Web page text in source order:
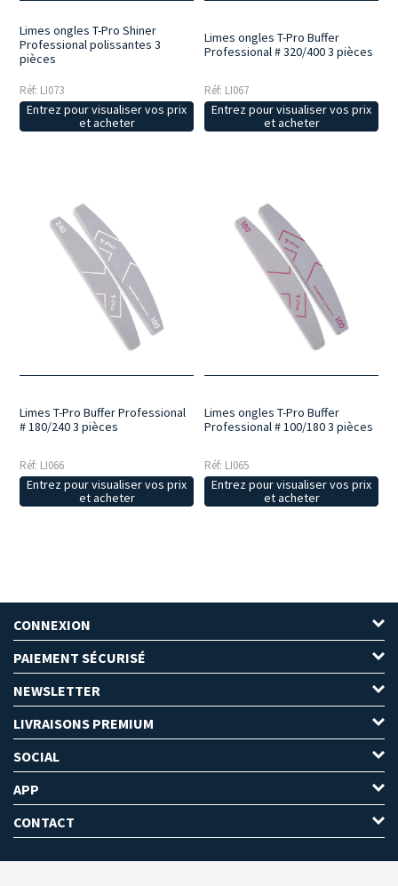
Limes ongles T-Pro Shiner
Professional polissantes 3
pièces
Réf: LI073
Entrez pour visualiser vos prix
et acheter
Limes ongles T-Pro Buffer
Professional # 320/400 3 pièces
Réf: LI067
Entrez pour visualiser vos prix
et acheter
Limes T-Pro Buffer Professional
# 180/240 3 pièces
Réf: LI066
Entrez pour visualiser vos prix
et acheter
Limes ongles T-Pro Buffer
Professional # 100/180 3 pièces
Réf: LI065
Entrez pour visualiser vos prix
et acheter
CONNEXION
PAIEMENT SÉCURISÉ
NEWSLETTER
LIVRAISONS PREMIUM
SOCIAL
APP
CONTACT